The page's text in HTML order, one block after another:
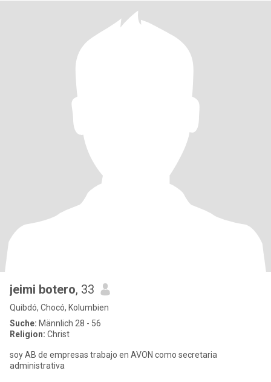
jeimi botero, 33
Quibdó, Chocó, Kolumbien
Suche: Männlich 28 - 56
Religion: Christ
soy AB de empresas trabajo en AVON como secretaria
administrativa